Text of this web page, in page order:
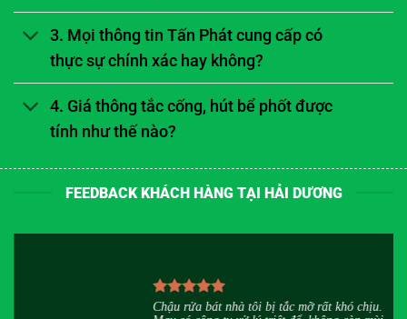
3. Mọi thông tin Tấn Phát cung cấp có
thực sự chính xác hay không?
4. Giá thông tắc cống, hút bể phốt được
tính như thế nào?
FEEDBACK KHÁCH HÀNG TẠI HẢI DƯƠNG
Chậu rửa bát nhà tôi bị tắc mỡ rất khó chịu.